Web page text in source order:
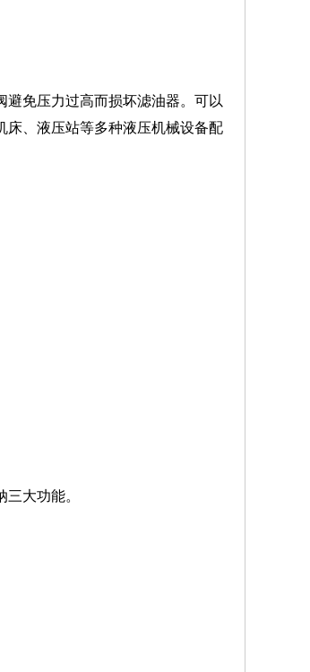
免压力过高而损坏滤油器。可以
床、液压站等多种液压机械设备配
大功能。